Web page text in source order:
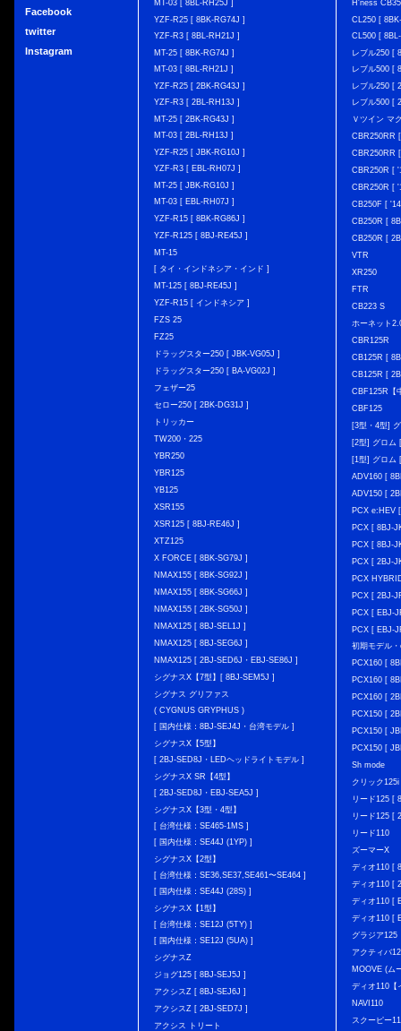
Facebook
twitter
Instagram
MT-03 [ 8BL-RH25J ]
YZF-R25 [ 8BK-RG74J ]
YZF-R3 [ 8BL-RH21J ]
MT-25 [ 8BK-RG74J ]
MT-03 [ 8BL-RH21J ]
YZF-R25 [ 2BK-RG43J ]
YZF-R3 [ 2BL-RH13J ]
MT-25 [ 2BK-RG43J ]
MT-03 [ 2BL-RH13J ]
YZF-R25 [ JBK-RG10J ]
YZF-R3 [ EBL-RH07J ]
MT-25 [ JBK-RG10J ]
MT-03 [ EBL-RH07J ]
YZF-R15 [ 8BK-RG86J ]
YZF-R125 [ 8BJ-RE45J ]
MT-15
[ タイ・インドネシア・インド ]
MT-125 [ 8BJ-RE45J ]
YZF-R15 [ インドネシア ]
FZS 25
FZ25
ドラッグスター250 [ JBK-VG05J ]
ドラッグスター250 [ BA-VG02J ]
フェザー25
セロー250 [ 2BK-DG31J ]
トリッカー
TW200・225
YBR250
YBR125
YB125
XSR155
XSR125 [ 8BJ-RE46J ]
XTZ125
X FORCE [ 8BK-SG79J ]
NMAX155 [ 8BK-SG92J ]
NMAX155 [ 8BK-SG66J ]
NMAX155 [ 2BK-SG50J ]
NMAX125 [ 8BJ-SEL1J ]
NMAX125 [ 8BJ-SEG6J ]
NMAX125 [ 2BJ-SED6J・EBJ-SE86J ]
シグナスX【7型】[ 8BJ-SEM5J ]
シグナス グリファス
( CYGNUS GRYPHUS )
[ 国内仕様：8BJ-SEJ4J・台湾モデル ]
シグナスX【5型】
[ 2BJ-SED8J・LEDヘッドライトモデル ]
シグナスX SR【4型】
[ 2BJ-SED8J・EBJ-SEA5J ]
シグナスX【3型・4型】
[ 台湾仕様：SE465-1MS ]
[ 国内仕様：SE44J (1YP) ]
シグナスX【2型】
[ 台湾仕様：SE36,SE37,SE461〜SE464 ]
[ 国内仕様：SE44J (28S) ]
シグナスX【1型】
[ 台湾仕様：SE12J (5TY) ]
[ 国内仕様：SE12J (5UA) ]
シグナスZ
ジョグ125 [ 8BJ-SEJ5J ]
アクシスZ [ 8BJ-SEJ6J ]
アクシスZ [ 2BJ-SED7J ]
アクシス トリート
H'ness
CL250 [
CL500 [
レブル250 [
レブル500 [
レブル250 [
レブル500 [
Ｖツイン マ
CBR250RR
CBR250RR
CBR250R [
CBR250R [
CB250F [
CB250R [
CB250R [
VTR
XR250
FTR
CB223 S
ホーネット
CBR125R
CB125R [
CB125R [
CBF125R【
CBF125
[3型・4型]
[2型] グロム
[1型] グロム
ADV160 [
ADV150 [
PCX e:HEV
PCX [ 8BJ-
PCX [ 8BJ-
PCX [ 2BJ-
PCX
PCX [ 2BJ-
PCX [ EBJ-
PCX [ EBJ-
初期モデル
PCX160 [
PCX160 [
PCX160 [
PCX150 [
PCX150 [
PCX150 [
Sh mode
クリック
リード125 [
リード125 [
リード110
ズーマーX
ディオ110 [
ディオ110 [
ディオ110 [
ディオ110 [
グラジア125
アクティバ
MOOVE (ム
ディオ110【
NAVI110
スクーピー